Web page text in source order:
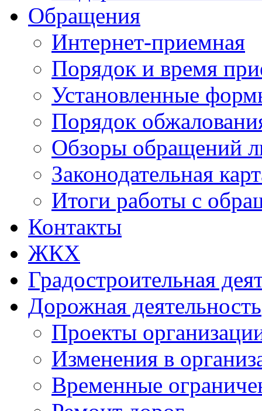
Обращения
Интернет-приемная
Порядок и время
Установленные
Порядок
Обзоры обращений
Законодательная
Итоги работы с
Контакты
ЖКХ
Градостроительная
Дорожная деятельность
Проекты
Изменения в
Временные